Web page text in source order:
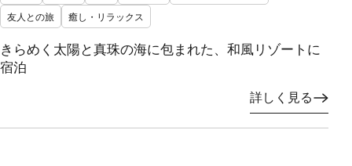
友人との旅
癒し・リラックス
きらめく太陽と真珠の海に包まれた、和風リゾートに
宿泊
詳しく見る